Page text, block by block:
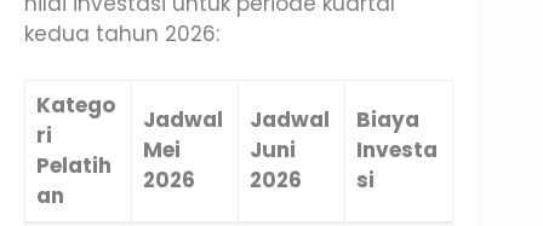
kedua tahun 2026:
Katego
ri
Pelatih
an
Jadwal
Mei
2026
Jadwal
Juni
2026
Biaya
Investa
si